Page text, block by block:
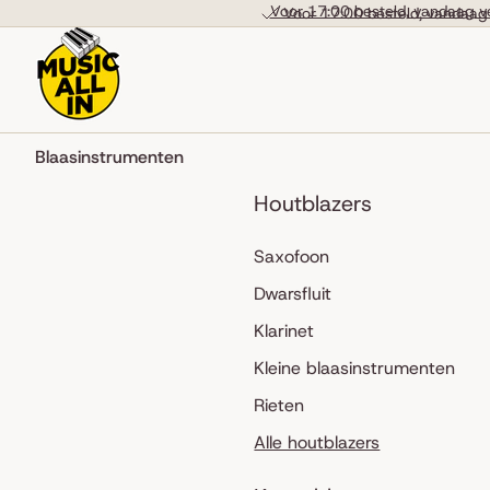
Voor 17:00 besteld,
Voor 17:00 besteld, vandaag
Blaasinstrumenten
Houtblazers
Saxofoon
Dwarsfluit
Klarinet
Kleine blaasinstrumenten
Rieten
Alle houtblazers